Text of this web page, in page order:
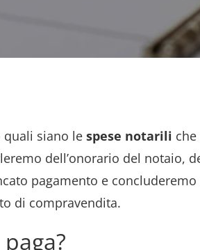
quali siano le spese notarili
dell’onorario del notaio,
pagamento e
di compravendita.